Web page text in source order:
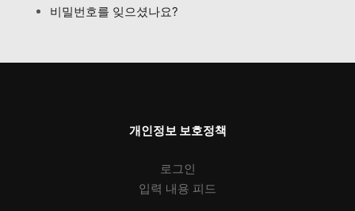
비밀번호를 잊으셨나요?
개인정보 보호정책
로그인
입력 내용 피드